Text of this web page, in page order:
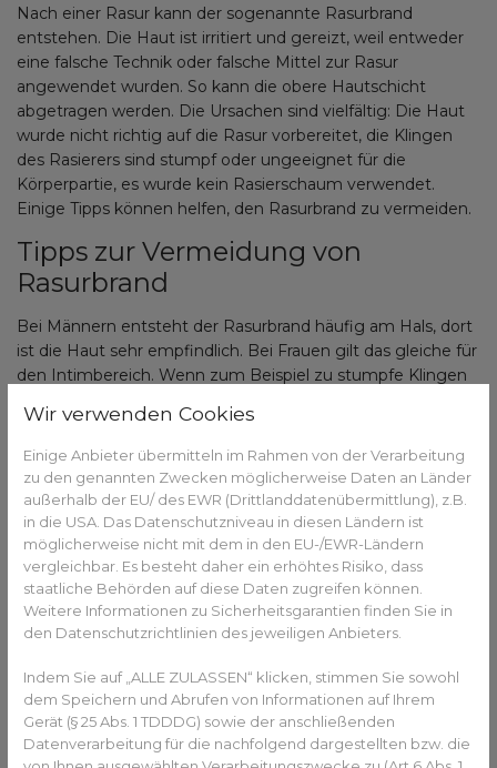
Nach einer Rasur kann der sogenannte Rasurbrand
entstehen. Die Haut ist irritiert und gereizt, weil entweder
eine falsche Technik oder falsche Mittel zur Rasur
angewendet wurden. So kann die obere Hautschicht
abgetragen werden. Die Ursachen sind vielfältig: Die Haut
wurde nicht richtig auf die Rasur vorbereitet, die Klingen
des Rasierers sind stumpf oder ungeeignet für die
Körperpartie, es wurde kein Rasierschaum verwendet.
Einige Tipps können helfen, den Rasurbrand zu vermeiden.
Tipps zur Vermeidung von
Rasurbrand
Bei Männern entsteht der Rasurbrand häufig am Hals, dort
ist die Haut sehr empfindlich. Bei Frauen gilt das gleiche für
den Intimbereich. Wenn zum Beispiel zu stumpfe Klingen
Druck, der ausgeübt werden muss, noch mehr gereizt.
Scharfe Klingen durchtrennen die Haare präziser und
gleiten dabei einfacher über die Haut. Zudem ist bei neuen,
scharfen Klingen die Gefahr geringer, dass sie bereits
verschmutzt sind und sich die Haut durch den Schmutz,
der in eine eventuelle kleine Verletzung eindringt,
entzündet. Bei der Rasur im Gesicht sollten die Barthaare
vorher gut mit Rasiergel oder -schaum eingerieben
werden. Die Barthaare richten sich beim Einmassieren auf
und können so einfacher entfernt werden. So wird auch das
Risiko verringert, dass Haare nach der Rasur einwachsen.
Sie haben Fragen zu Rasurbrand oder Haut im
Wir verwenden Cookies
Einige Anbieter übermitteln im Rahmen von der Verarbeitung
zu den genannten Zwecken möglicherweise Daten an Länder
außerhalb der EU/ des EWR (Drittlanddatenübermittlung), z.B.
in die USA. Das Datenschutzniveau in diesen Ländern ist
möglicherweise nicht mit dem in den EU-/EWR-Ländern
vergleichbar. Es besteht daher ein erhöhtes Risiko, dass
staatliche Behörden auf diese Daten zugreifen können.
Weitere Informationen zu Sicherheitsgarantien finden Sie in
den Datenschutzrichtlinien des jeweiligen Anbieters.
Indem Sie auf „ALLE ZULASSEN“ klicken, stimmen Sie sowohl
dem Speichern und Abrufen von Informationen auf Ihrem
Gerät (§ 25 Abs. 1 TDDDG) sowie der anschließenden
Datenverarbeitung für die nachfolgend dargestellten bzw. die